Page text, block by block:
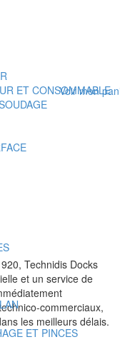
ET CONSOMMABLE
ET PINCES
Voir mon
Technidis Docks
et un service de
commerciaux,
les meilleurs délais.